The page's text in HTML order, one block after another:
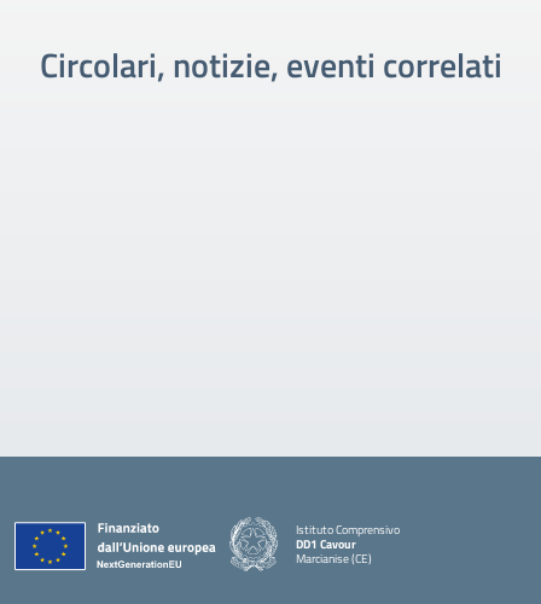
Circolari, notizie, eventi correlati
Istituto Comprensivo
DD1 Cavour
Marcianise (CE)